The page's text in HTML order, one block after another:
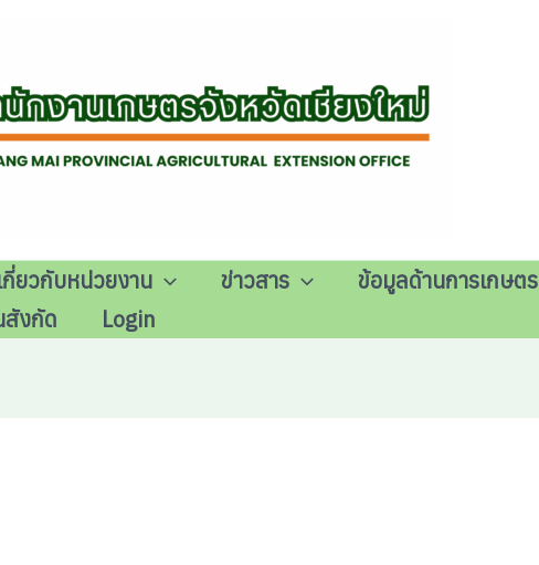
กี่ยวกับหน่วยงาน ข่าวสาร ข้อมูลด้านการเกษตร
สังกัด
Login